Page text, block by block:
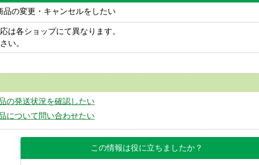
の変更・キャンセルをしたい
は各ショップにて異なります。
い。
の発送状況を確認したい
について問い合わせたい
この情報は役に立ちましたか？